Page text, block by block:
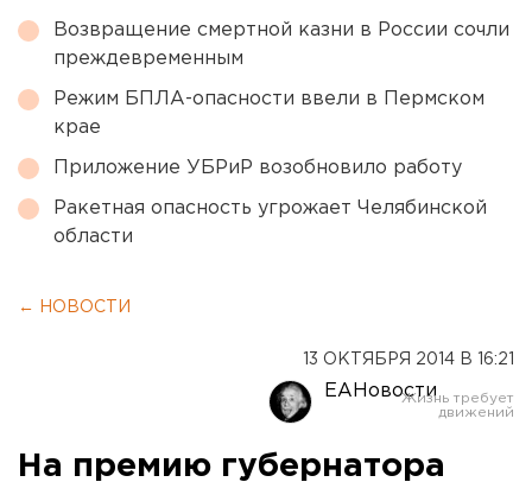
Возвращение смертной казни в России сочли
преждевременным
Режим БПЛА-опасности ввели в Пермском
крае
Приложение УБРиР возобновило работу
Ракетная опасность угрожает Челябинской
области
← НОВОСТИ
13 ОКТЯБРЯ 2014 В 16:21
ЕАНовости
На премию губернатора